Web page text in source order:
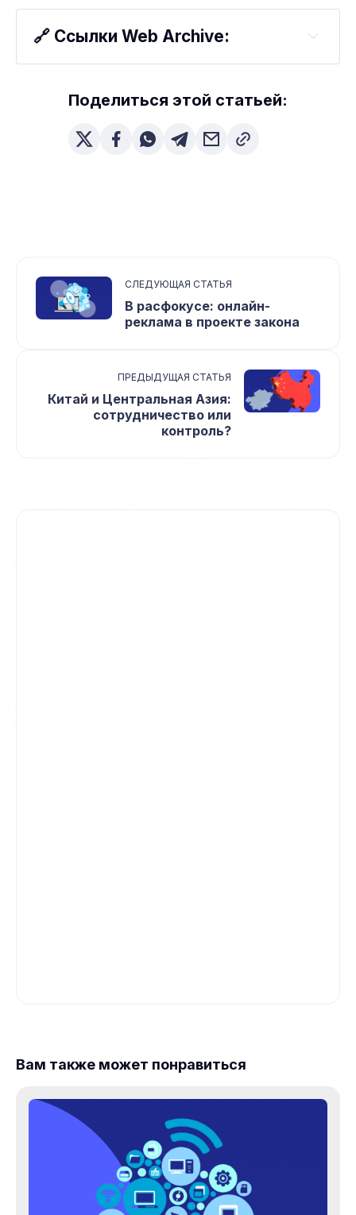
🔗 Ссылки Web Archive:
Поделиться этой статьей:
СЛЕДУЮЩАЯ СТАТЬЯ
В расфокусе: онлайн-
реклама в проекте закона
ПРЕДЫДУЩАЯ СТАТЬЯ
Китай и Центральная Азия:
сотрудничество или
контроль?
Вам также может понравиться